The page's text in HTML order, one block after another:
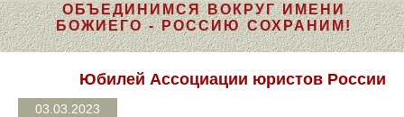
ОБЪЕДИНИМСЯ ВОКРУГ ИМЕНИ
БОЖИЕГО - РОССИЮ СОХРАНИМ!
Юбилей Ассоциации юристов России
03.03.2023